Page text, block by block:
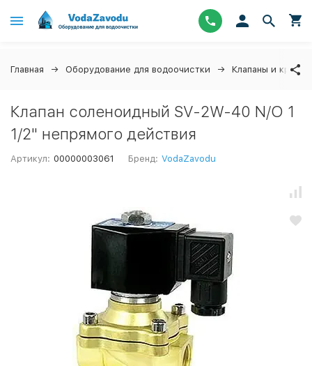
Главная Оборудование для водоочистки Клапаны и краны
Клапан соленоидный SV-2W-40 N/О 1
1/2" непрямого действия
Артикул: 00000003061 Бренд: VodaZavodu